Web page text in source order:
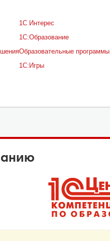
1С Интерес
1С:Образование
Образовательные программы
1С:Игры